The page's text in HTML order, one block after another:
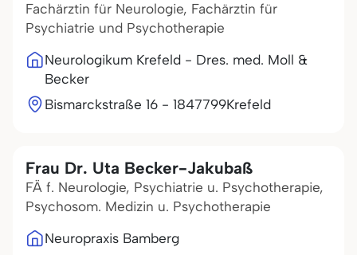
Fachärztin für Neurologie, Fachärztin für
Psychiatrie und Psychotherapie
Neurologikum Krefeld - Dres. med. Moll &
Becker
Bismarckstraße 16 - 1847799Krefeld
Frau Dr. Uta Becker-Jakubaß
FÄ f. Neurologie, Psychiatrie u. Psychotherapie,
Psychosom. Medizin u. Psychotherapie
Neuropraxis Bamberg